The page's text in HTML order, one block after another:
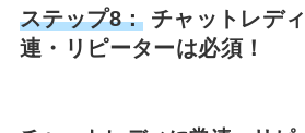
ステップ8： チャットレデ
連・リピーターは必須！